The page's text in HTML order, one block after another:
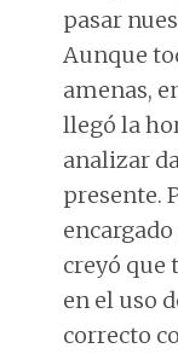
pasar
Aunque
amenas,
llegó la
analizar
presente.
creyó que
en el uso
correcto